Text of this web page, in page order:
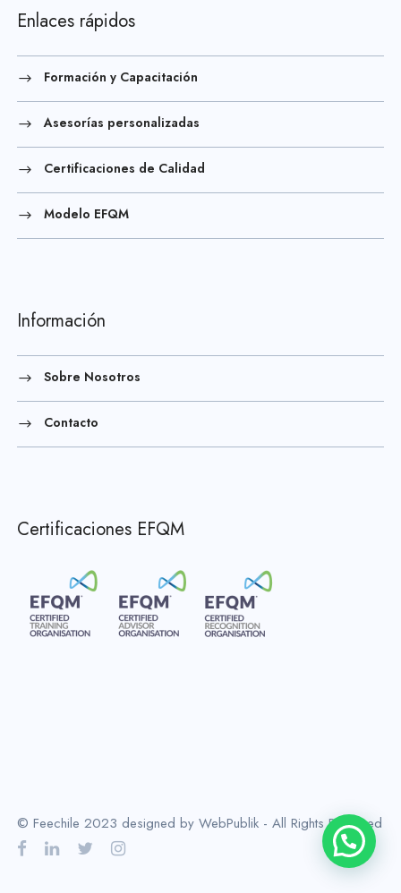
Enlaces rápidos
Formación y Capacitación
Asesorías personalizadas
Certificaciones de Calidad
Modelo EFQM
Información
Sobre Nosotros
Contacto
Certificaciones EFQM
© Feechile 2023 designed by WebPublik - All Rights Reserved